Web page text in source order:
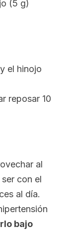
(5 g)
el hinojo
reposar 10
al
con el
al día.
bajo